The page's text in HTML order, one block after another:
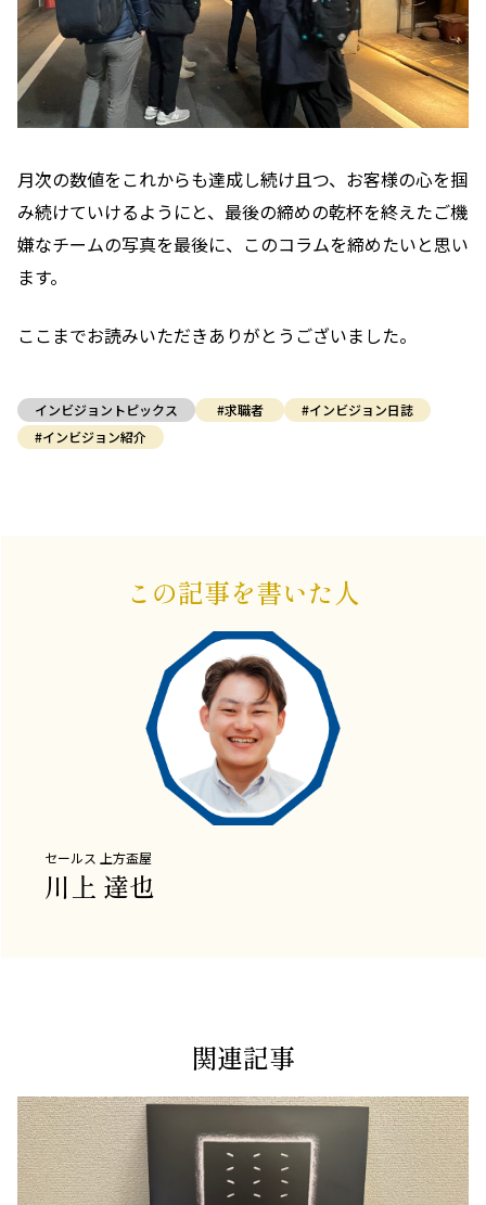
月次の数値をこれからも達成し続け且つ、お客様の心を掴
み続けていけるようにと、最後の締めの乾杯を終えたご機
嫌なチームの写真を最後に、このコラムを締めたいと思い
ます。
ここまでお読みいただきありがとうございました。
インビジョントピックス #求職者
#インビジョン日誌
#インビジョン紹介
この記事を書いた人
セールス 上方盃屋
川上 達也
関連記事